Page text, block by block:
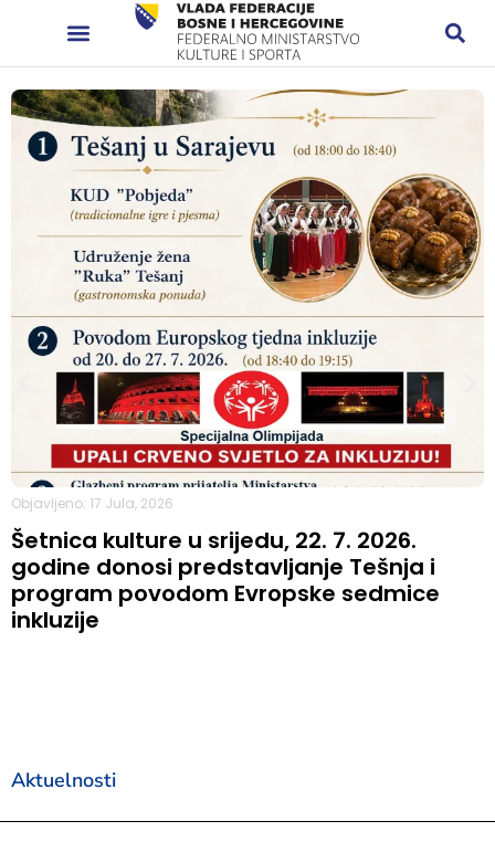
Objavljeno: 17 Jula, 2026
Šetnica kulture u srijedu, 22. 7. 2026.
godine donosi predstavljanje Tešnja i
program povodom Evropske sedmice
inkluzije
Aktuelnosti